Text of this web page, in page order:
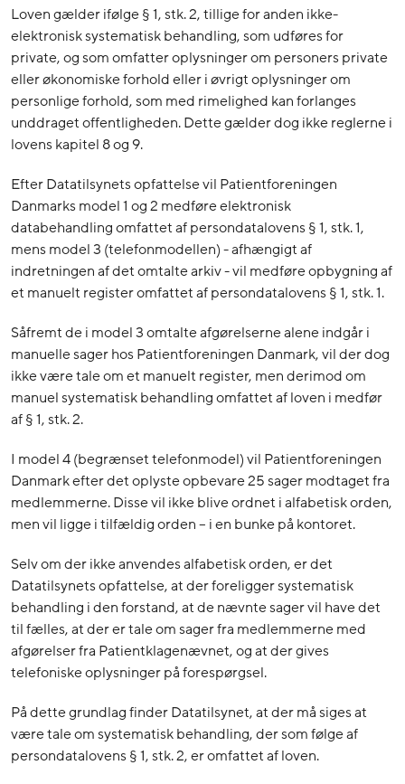
Loven gælder ifølge § 1, stk. 2, tillige for anden ikke-
elektronisk systematisk behandling, som udføres for
private, og som omfatter oplysninger om personers private
eller økonomiske forhold eller i øvrigt oplysninger om
personlige forhold, som med rimelighed kan forlanges
unddraget offentligheden. Dette gælder dog ikke reglerne i
lovens kapitel 8 og 9.
Efter Datatilsynets opfattelse vil Patientforeningen
Danmarks model 1 og 2 medføre elektronisk
databehandling omfattet af persondatalovens § 1, stk. 1,
mens model 3 (telefonmodellen) - afhængigt af
indretningen af det omtalte arkiv - vil medføre opbygning af
et manuelt register omfattet af persondatalovens § 1, stk. 1.
Såfremt de i model 3 omtalte afgørelserne alene indgår i
manuelle sager hos Patientforeningen Danmark, vil der dog
ikke være tale om et manuelt register, men derimod om
manuel systematisk behandling omfattet af loven i medfør
af § 1, stk. 2.
I model 4 (begrænset telefonmodel) vil Patientforeningen
Danmark efter det oplyste opbevare 25 sager modtaget fra
medlemmerne. Disse vil ikke blive ordnet i alfabetisk orden,
men vil ligge i tilfældig orden – i en bunke på kontoret.
Selv om der ikke anvendes alfabetisk orden, er det
Datatilsynets opfattelse, at der foreligger systematisk
behandling i den forstand, at de nævnte sager vil have det
til fælles, at der er tale om sager fra medlemmerne med
afgørelser fra Patientklagenævnet, og at der gives
telefoniske oplysninger på forespørgsel.
På dette grundlag finder Datatilsynet, at der må siges at
være tale om systematisk behandling, der som følge af
persondatalovens § 1, stk. 2, er omfattet af loven.